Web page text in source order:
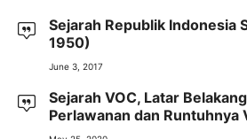
Sejarah Republik Indonesia
1950)
June 3, 2017
Sejarah VOC, Latar
Perlawanan dan Runtuhnya